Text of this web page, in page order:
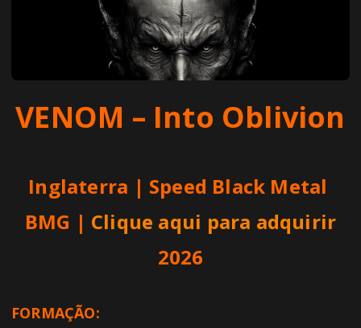
VENOM – Into Oblivion
Inglaterra | Speed Black Metal
BMG | Clique aqui para adquirir
2026
FORMAÇÃO: